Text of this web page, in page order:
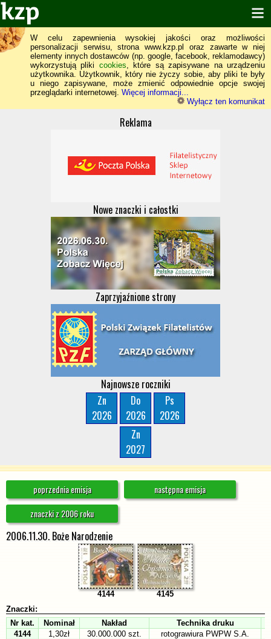
W celu zapewnienia wysokiej jakości oraz możliwości
personalizacji serwisu, strona www.kzp.pl oraz zawarte w niej
elementy innych dostawców (np. google, facebook, reklamodawcy)
wykorzystują pliki cookies, które są zapisywane na urządzeniu
użytkownika. Użytkownik, który nie życzy sobie, aby pliki te były
u niego zapisywane, może zmienić odpowiednie opcje swojej
przeglądarki internetowej. Więcej informacji...
Wyłącz ten komunikat
Reklama
Nowe znaczki i całostki
Zaprzyjaźnione strony
Najnowsze roczniki
Zn
2026
Do
2026
Ps
2026
Zn
2027
poprzednia emisja
następna emisja
znaczki z 2006 roku
2006.11.30. Boże Narodzenie
4144
4145
Znaczki:
Nr kat.
Nominał Nakład
Technika druku
4144
1,30zł 30.000.000 szt. rotograwiura PWPW S.A.